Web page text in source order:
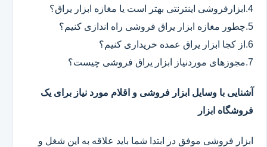
4.ابزارفروشی اینترنتی بهتر است یا مغازه ابزار یراق؟
5.چطور مغازه ابزار یراق فروشی راه اندازی کنیم؟
6.از کجا ابزار یراق عمده خریداری کنیم؟
7.مجوزهای موردنیاز ابزار یراق فروشی چیست؟
آشنایی با وسایل ابزار فروشی و اقلام مورد نیاز برای یک
فروشگاه ابزار
ابزار فروشی موفق در ابتدا شما باید علاقه به این شغل و